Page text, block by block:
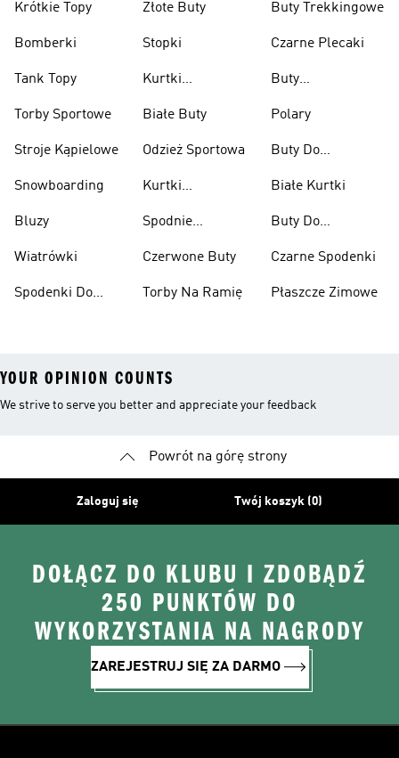
Krótkie Topy
Bomberki
Tank Topy
Torby Sportowe
Stroje Kąpielowe
Snowboarding
Bluzy
Wiatrówki
Spodenki Do
Złote Buty
Stopki
Kurtki
Białe Buty
Odzież Sportowa
Kurtki
Spodnie
Czerwone Buty
Torby Na Ramię
Buty Trekkingowe
Czarne Plecaki
Buty
Polary
Buty Do
Ciężarów
Białe Kurtki
Buty Do
Czarne Spodenki
Płaszcze Zimowe
YOUR OPINION COUNTS
We strive to serve you better and appreciate your feedback
Powrót na górę strony
Zaloguj się Twój koszyk (0)
DOŁĄCZ DO KLUBU I ZDOBĄDŹ
250 PUNKTÓW DO
WYKORZYSTANIA NA NAGRODY
ZAREJESTRUJ SIĘ ZA DARMO